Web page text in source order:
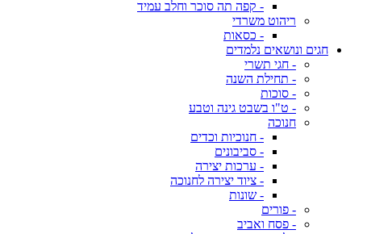
- קפה תה סוכר וחלב עמיד
ריהוט משרדי
- כסאות
חגים ונושאים נלמדים
- חגי תשרי
- תחילת השנה
- סוכות
- ט"ו בשבט גינה וטבע
חנוכה
- חנוכיות וכדים
- סביבונים
- ערכות יצירה
- ציוד יצירה לחנוכה
- שונות
- פורים
- פסח ואביב